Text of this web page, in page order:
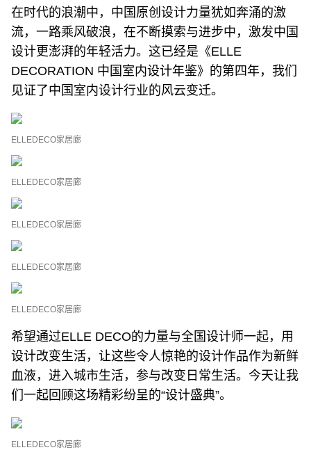
在时代的浪潮中，中国原创设计力量犹如奔涌的激
流，一路乘风破浪，在不断摸索与进步中，激发中国
设计更澎湃的年轻活力。这已经是《ELLE
DECORATION 中国室内设计年鉴》的第四年，我们
见证了中国室内设计行业的风云变迁。
ELLEDECO家居廊
ELLEDECO家居廊
ELLEDECO家居廊
ELLEDECO家居廊
ELLEDECO家居廊
希望通过ELLE DECO的力量与全国设计师一起，用
设计改变生活，让这些令人惊艳的设计作品作为新鲜
血液，进入城市生活，参与改变日常生活。今天让我
们一起回顾这场精彩纷呈的“设计盛典”。
ELLEDECO家居廊